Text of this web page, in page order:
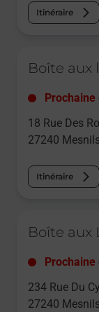
Itinéraire
Boîte aux
18 Rue Des
27240
Itinéraire
Boîte aux
234 Rue Du
27240